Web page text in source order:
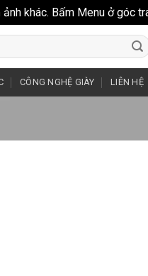
khác. Bấm Menu ở góc
CÔNG NGHỆ GIÀY LIÊN HỆ